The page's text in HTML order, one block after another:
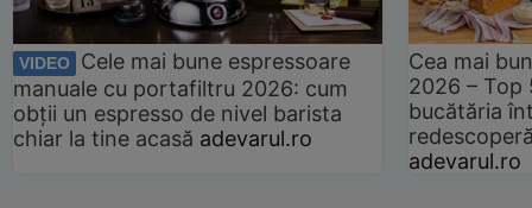
VIDEO
Cele mai bune espressoare
manuale cu portafiltru 2026: cum
obții un espresso de nivel barista
chiar la tine acasă adevarul.ro
Cea mai
2026 –
bucătăria
adevarul.ro